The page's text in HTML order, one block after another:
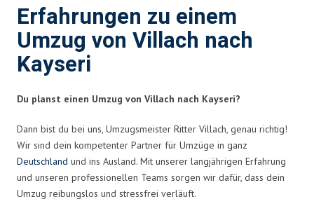
Erfahrungen zu einem
Umzug von Villach nach
Kayseri
Du planst einen Umzug von Villach nach Kayseri?
Dann bist du bei uns, Umzugsmeister Ritter Villach, genau richtig!
Wir sind dein kompetenter Partner für Umzüge in ganz
Deutschland und ins Ausland. Mit unserer langjährigen Erfahrung
und unseren professionellen Teams sorgen wir dafür, dass dein
Umzug reibungslos und stressfrei verläuft.